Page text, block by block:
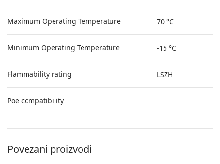
Maximum Operating Temperature 70 °C
Minimum Operating Temperature -15 °C
Flammability rating LSZH
Poe compatibility
Povezani proizvodi